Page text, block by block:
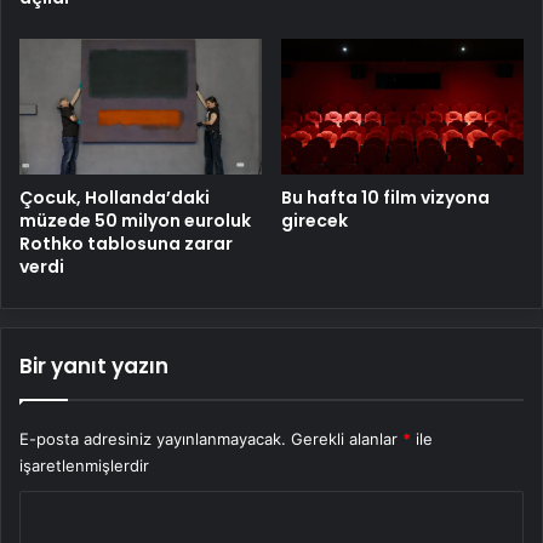
Çocuk, Hollanda’daki
müzede 50 milyon euroluk
Rothko tablosuna zarar
verdi
Bu hafta 10 film vizyona
girecek
Bir yanıt yazın
E-posta adresiniz yayınlanmayacak. Gerekli alanlar * ile
işaretlenmişlerdir